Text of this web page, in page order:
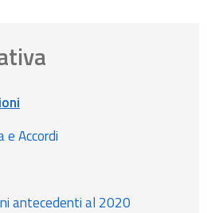
e Accordi
antecedenti al 2020